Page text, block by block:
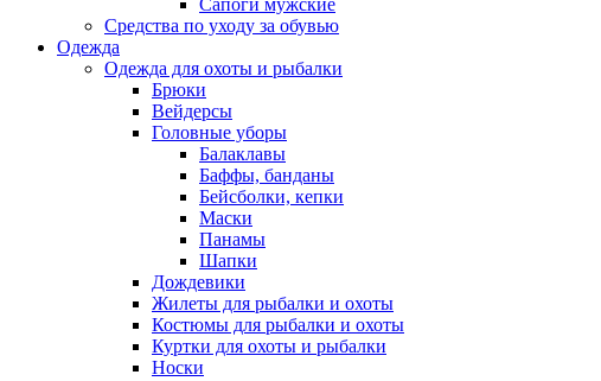
Сапоги мужские
Средства по уходу за обувью
Одежда
Одежда для охоты и рыбалки
Брюки
Вейдерсы
Головные уборы
Балаклавы
Баффы, банданы
Бейсболки, кепки
Маски
Панамы
Шапки
Дождевики
Жилеты для рыбалки и охоты
Костюмы для рыбалки и охоты
Куртки для охоты и рыбалки
Носки